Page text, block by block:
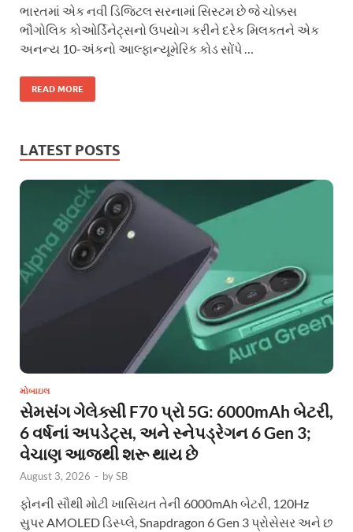
ભારતમાં એક નવી ડિજિટલ સરનામાં સિસ્ટમ છે જે ચોક્કસ
ભૌગોલિક કોઓર્ડિનેટ્સનો ઉપયોગ કરીને દરેક મિલકતને એક
અનન્ય 10-અંકનો આલ્ફાન્યૂમેરિક કોડ સોંપે …
READ MORE
LATEST POSTS
મોબાઇલ
સેમસંગ ગેલેક્સી F70 પ્રો 5G: 6000mAh બેટરી,
6 વર્ષનાં અપડેટ્સ, અને સ્નેપડ્રેગન 6 Gen 3;
વેચાણ આજથી શરૂ થાય છે
August 3, 2026 - bySB
ફોનની સૌથી મોટી ખાસિયત તેની 6000mAh બેટરી, 120Hz
સુપર AMOLED ડિસ્પ્લે, Snapdragon 6 Gen 3 પ્રોસેસર અને છ